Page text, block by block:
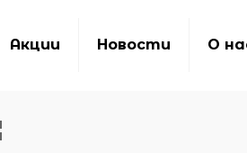
Акции Новости О